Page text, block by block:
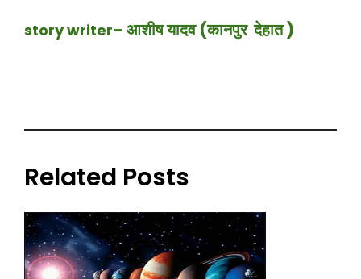
story writer– आशीष यादव(कानपुर देहात )
Related Posts